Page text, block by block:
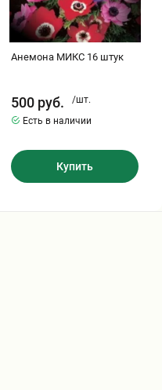
Анемона МИКС 16 штук
500 руб.
/шт.
Есть в наличии
Купить